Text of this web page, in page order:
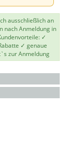
ausschließlich an
nach Anmeldung in
✓
✓ genaue
zur Anmeldung